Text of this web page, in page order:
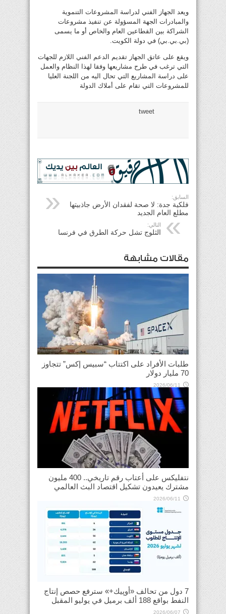
ويعد الجهاز الفني لدراسة المشروعات التنموية
والمبادرات الجهة المسؤولة عن تنفيذ مشروعات
الشراكة بين القطاعين العام والخاص أو ما يسمى
(بي.بي.بي) في دولة الكويت.
ويقع على عاتق الجهاز تقديم الدعم الفني اللازم للجهات
التي ترغب في طرح مشاريعها وفقا لهذا النظام والعمل
على دراسة المشاريع التي تحال اليه من اللجنة العليا
للمشروعات التي تقام على أملاك الدولة
tweet
السابق:
فلكية جدة: لا صحة لفقدان الأرض جاذبيتها
مطلع العام الجديد
التالي:
الثلوج تشل حركة الطرق في فرنسا
مقالات مشابهة
طلبات الأفراد على اكتتاب “سبيس إكس” تتجاوز
70 مليار دولار
2026/06/11
نتفليكس على أعتاب رقم تاريخي.. 400 مليون
مشترك يعيدون تشكيل اقتصاد البث العالمي
2026/06/11
7 دول من تحالف «أوپيك+» سترفع حصص إنتاج
النفط بواقع 188 ألف برميل في يوليو المقبل
2026/06/07